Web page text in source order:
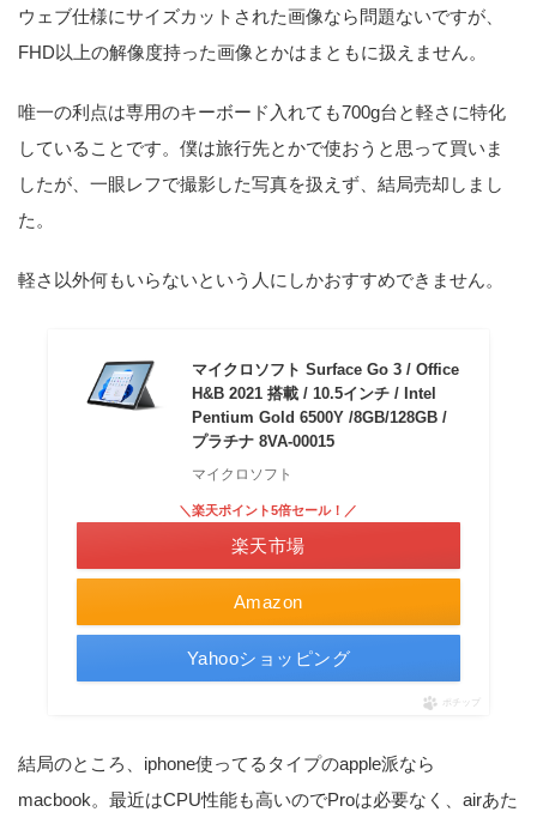
ウェブ仕様にサイズカットされた画像なら問題ないですが、
FHD以上の解像度持った画像とかはまともに扱えません。
唯一の利点は専用のキーボード入れても700g台と軽さに特化
していることです。僕は旅行先とかで使おうと思って買いま
したが、一眼レフで撮影した写真を扱えず、結局売却しまし
た。
軽さ以外何もいらないという人にしかおすすめできません。
マイクロソフト Surface Go 3 / Office
H&B 2021 搭載 / 10.5インチ / Intel
Pentium Gold 6500Y /8GB/128GB /
プラチナ 8VA-00015
マイクロソフト
Amazon
＼楽天ポイント5倍セール！／
楽天市場
Yahooショッピング
ポチップ
結局のところ、iphone使ってるタイプのapple派なら
macbook。最近はCPU性能も高いのでProは必要なく、airあた